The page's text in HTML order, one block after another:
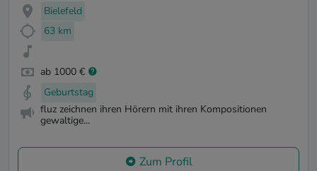
Bielefeld
63 km
ab 1000 €
Geburtstag
fluz zeichnen ihren Hörern mit ihren Kompositionen
gewaltige...
Zum Profil